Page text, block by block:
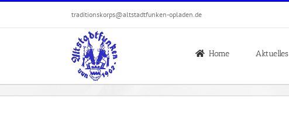
traditionskorps@altstadtfunken-opladen.de
Home Aktuelles